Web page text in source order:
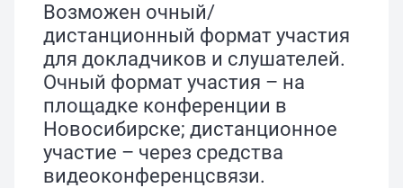
Возможен очный/
дистанционный формат участия
для докладчиков и слушателей.
Очный формат участия – на
площадке конференции в
Новосибирске; дистанционное
участие – через средства
видеоконференцсвязи.